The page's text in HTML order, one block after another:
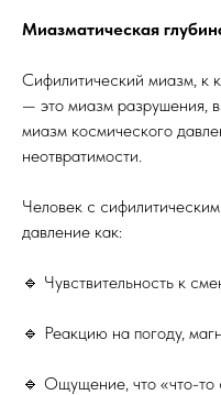
Миазматическая
Сифилитический миазм, к
— это миазм разрушения,
миазм космического
неотвратимости.
Человек с
давление как:
🔹 Чувствительность к
🔹 Реакцию на погоду,
🔹 Ощущение, что «что-то